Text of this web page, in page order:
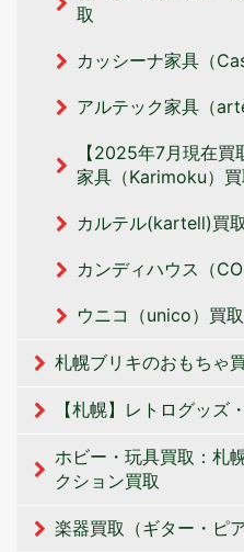
取
カッシーナ家具（
アルテック家具（
【2025年7月現在
家具（Karimoku）買
カルテル(kartell)買取
カンディハウス（
ウニコ（unico）買取
札幌ブリキのおもちゃ
【札幌】レトログッズ
ホビー・玩具買取：札
クション買取
楽器買取（ギター・ピ